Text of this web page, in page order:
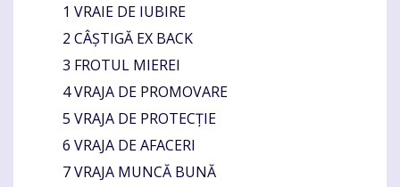
1 VRAIE DE IUBIRE
2 CÂȘTIGĂ EX BACK
3 FROTUL MIEREI
4 VRAJA DE PROMOVARE
5 VRAJA DE PROTECȚIE
6 VRAJA DE AFACERI
7 VRAJA MUNCĂ BUNĂ